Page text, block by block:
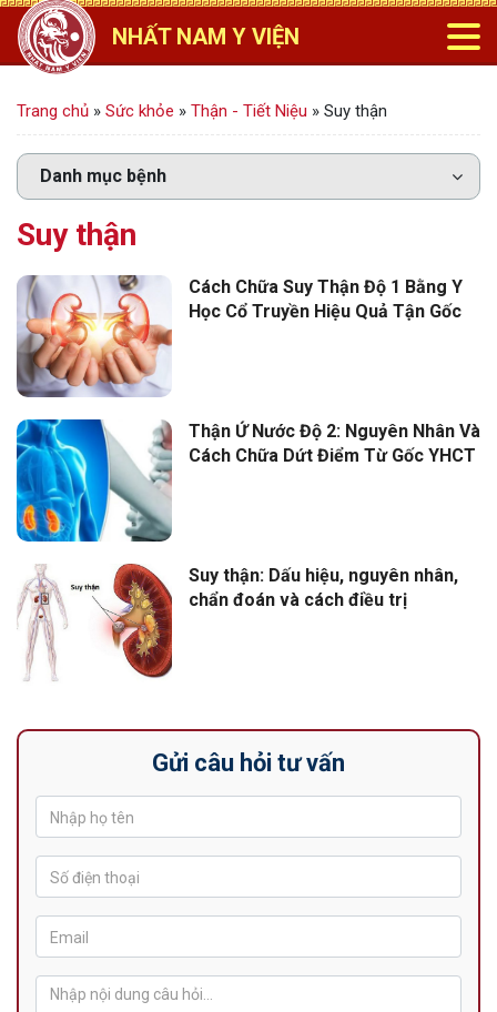
NHẤT NAM Y VIỆN
Trang chủ » Sức khỏe » Thận - Tiết Niệu » Suy thận
Suy thận
Cách Chữa Suy Thận Độ 1 Bằng Y
Học Cổ Truyền Hiệu Quả Tận Gốc
Thận Ứ Nước Độ 2: Nguyên Nhân Và
Cách Chữa Dứt Điểm Từ Gốc YHCT
Suy thận: Dấu hiệu, nguyên nhân,
chẩn đoán và cách điều trị
Gửi câu hỏi tư vấn